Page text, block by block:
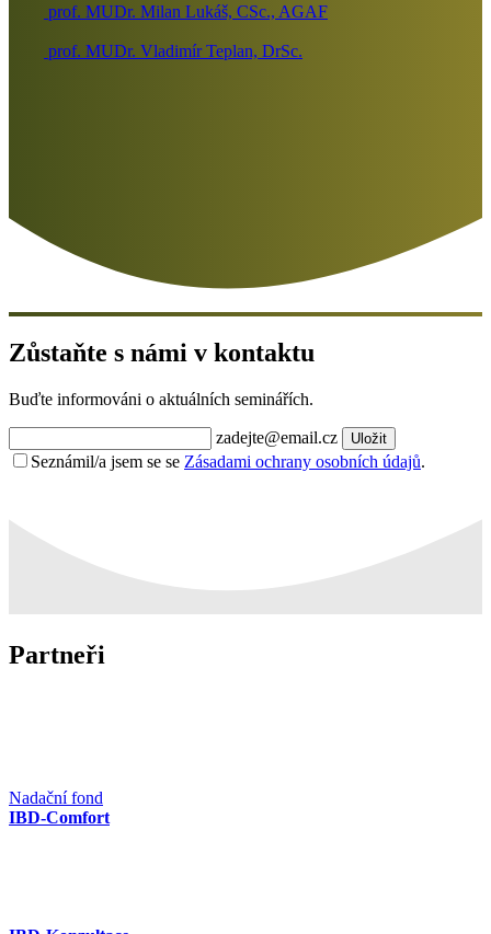
prof. MUDr. Milan Lukáš, CSc., AGAF
prof. MUDr. Vladimír Teplan, DrSc.
Zůstaňte s námi v kontaktu
Buďte informováni o aktuálních seminářích.
zadejte@email.cz Uložit
Seznámil/a jsem se se Zásadami ochrany osobních údajů.
Partneři
Nadační fond
IBD-Comfort